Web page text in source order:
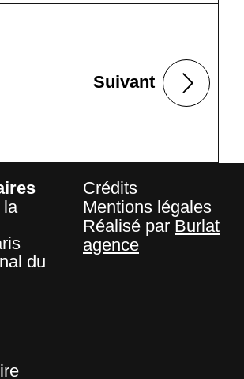
Suivant
la
du
Crédits
Mentions légales
Réalisé par Burlat
agence